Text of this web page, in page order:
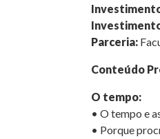
Parceria:
Conteúdo
O tempo:
• O tempo e
• Porque